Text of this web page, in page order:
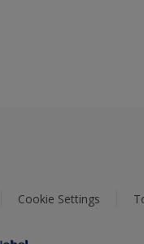
Cookie Settings